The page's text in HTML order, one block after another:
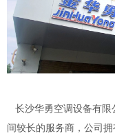
长沙华勇空调设备有
间较长的服务商，公司